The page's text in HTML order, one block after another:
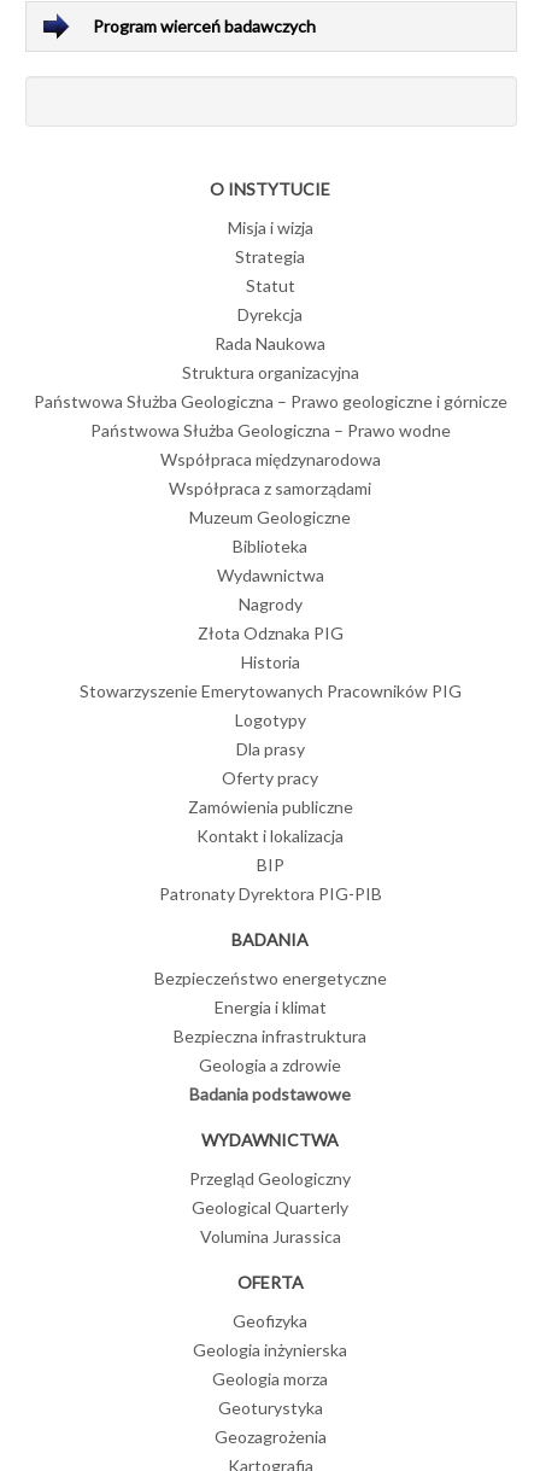
Program wierceń badawczych
O INSTYTUCIE
Misja i wizja
Strategia
Statut
Dyrekcja
Rada Naukowa
Struktura organizacyjna
Państwowa Służba Geologiczna – Prawo geologiczne i górnicze
Państwowa Służba Geologiczna – Prawo wodne
Współpraca międzynarodowa
Współpraca z samorządami
Muzeum Geologiczne
Biblioteka
Wydawnictwa
Nagrody
Złota Odznaka PIG
Historia
Stowarzyszenie Emerytowanych Pracowników PIG
Logotypy
Dla prasy
Oferty pracy
Zamówienia publiczne
Kontakt i lokalizacja
BIP
Patronaty Dyrektora PIG-PIB
BADANIA
Bezpieczeństwo energetyczne
Energia i klimat
Bezpieczna infrastruktura
Geologia a zdrowie
Badania podstawowe
WYDAWNICTWA
Przegląd Geologiczny
Geological Quarterly
Volumina Jurassica
OFERTA
Geofizyka
Geologia inżynierska
Geologia morza
Geoturystyka
Geozagrożenia
Kartografia